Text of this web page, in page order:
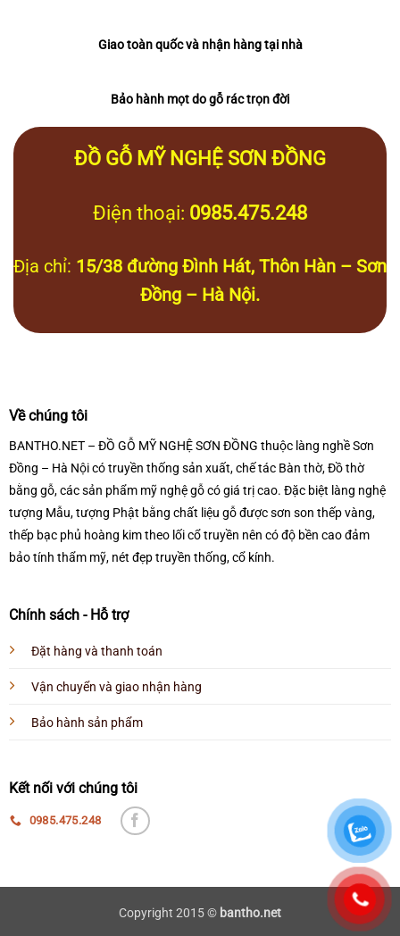
Giao toàn quốc và nhận hàng tại nhà
Bảo hành mọt do gỗ rác trọn đời
ĐỒ GỖ MỸ NGHỆ SƠN ĐỒNG
Điện thoại: 0985.475.248
Địa chỉ: 15/38 đường Đình Hát, Thôn Hàn – Sơn
Đồng – Hà Nội.
Về chúng tôi
BANTHO.NET – ĐỒ GỖ MỸ NGHỆ SƠN ĐỒNG thuộc làng nghề Sơn
Đồng – Hà Nội có truyền thống sản xuất, chế tác Bàn thờ, Đồ thờ
bằng gỗ, các sản phẩm mỹ nghệ gỗ có giá trị cao. Đặc biệt làng nghệ
tượng Mẫu, tượng Phật bằng chất liệu gỗ được sơn son thếp vàng,
thếp bạc phủ hoàng kim theo lối cổ truyền nên có độ bền cao đảm
bảo tính thẩm mỹ, nét đẹp truyền thống, cổ kính.
Chính sách - Hỗ trợ
Đặt hàng và thanh toán
Vận chuyển và giao nhận hàng
Bảo hành sản phẩm
Kết nối với chúng tôi
0985.475.248
Copyright 2015 © bantho.net